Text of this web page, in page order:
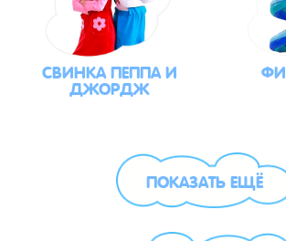
СВИНКА ПЕППА И
ДЖОРДЖ
ПОКАЗАТЬ ЕЩЁ